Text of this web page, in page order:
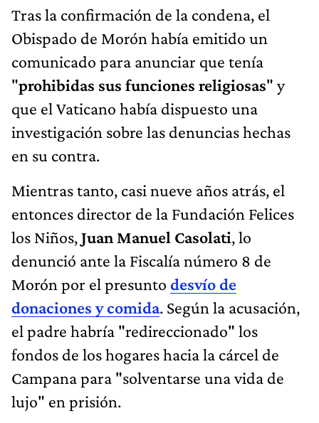
Tras la confirmación de la condena, el
Obispado de Morón había emitido un
comunicado para anunciar que tenía
"prohibidas sus funciones religiosas" y
que el Vaticano había dispuesto una
investigación sobre las denuncias hechas
en su contra.
Mientras tanto, casi nueve años atrás, el
entonces director de la Fundación Felices
los Niños,Juan Manuel Casolati, lo
denunció ante la Fiscalía número 8 de
Morón por el presunto desvío de
donaciones y comida. Según la acusación,
el padre habría "redireccionado" los
fondos de los hogares hacia la cárcel de
Campana para "solventarse una vida de
lujo" en prisión.